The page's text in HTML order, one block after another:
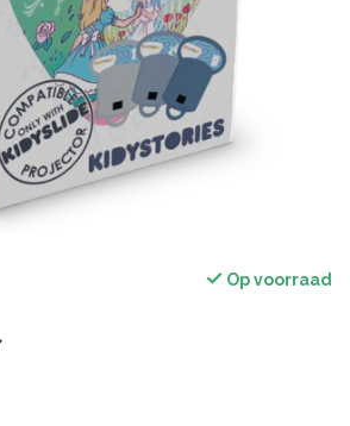
Op voorraad